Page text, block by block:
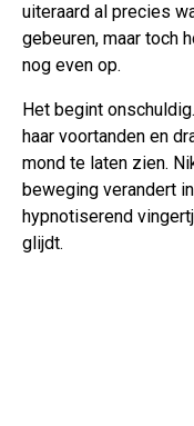
uiteraard al precies
gebeuren, maar toch
nog even op.
Het begint
haar voortanden en
mond te laten zien.
beweging verandert
hypnotiserend
glijdt.